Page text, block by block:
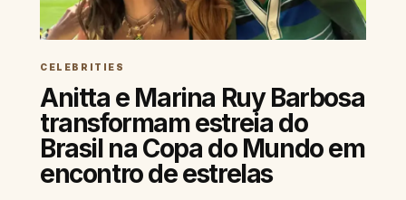
CELEBRITIES
Anitta e Marina Ruy Barbosa
transformam estreia do
Brasil na Copa do Mundo em
encontro de estrelas